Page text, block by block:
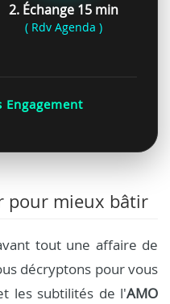
2. Échange 15 min
( Rdv Agenda )
pour mieux bâtir
tout une affaire de
décryptons pour vous
les subtilités de l'AMO